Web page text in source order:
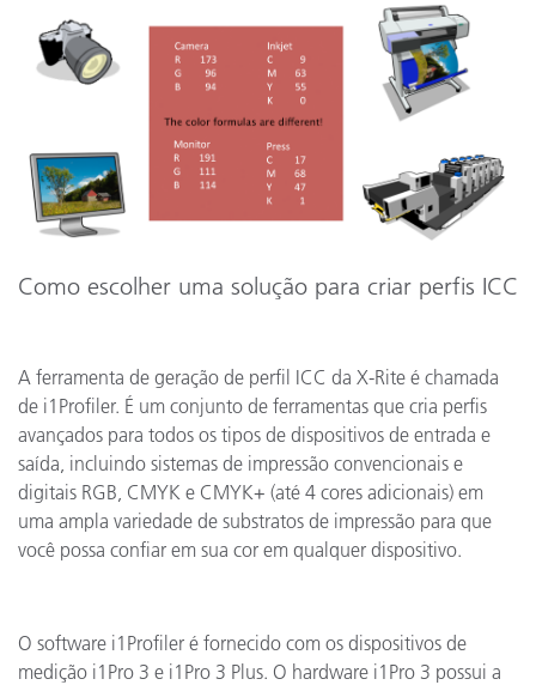
Como escolher uma solução para criar perfis ICC
A ferramenta de geração de perfil ICC da X-Rite é chamada
de i1Profiler. É um conjunto de ferramentas que cria perfis
avançados para todos os tipos de dispositivos de entrada e
saída, incluindo sistemas de impressão convencionais e
digitais RGB, CMYK e CMYK+ (até 4 cores adicionais) em
uma ampla variedade de substratos de impressão para que
você possa confiar em sua cor em qualquer dispositivo.
O software i1Profiler é fornecido com os dispositivos de
medição i1Pro 3 e i1Pro 3 Plus. O hardware i1Pro 3 possui a